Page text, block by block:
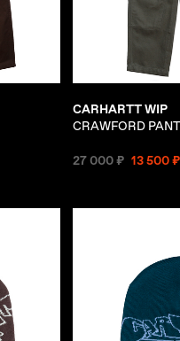
CARHARTT WIP
CRAWFORD PANT
27 000 ₽ 13 500 ₽